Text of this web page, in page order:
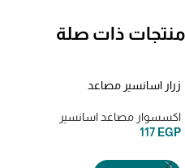
منتجات ذات صلة
زرار اسانسير مصاعد
اكسسوار مصاعد اسانسير
117 EGP